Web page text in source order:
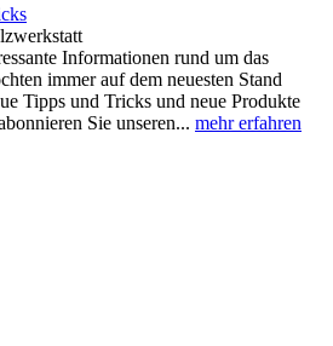
Informationen rund um das
immer auf dem neuesten Stand
Tipps und Tricks und neue Produkte
Sie unseren... mehr erfahren